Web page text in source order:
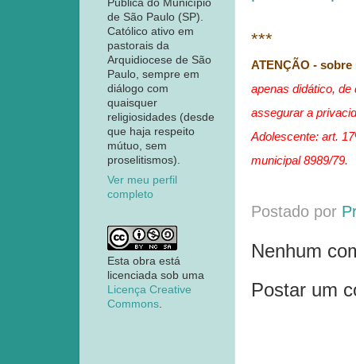
***
ATENÇÃO -
apenas didático, de
assegurar a
Adolescente: art.
municipal 8989/79.
Postado por
Nenhum
Postar um
Pública do Município
de São Paulo (SP).
Católico ativo em
pastorais da
Arquidiocese de São
Paulo, sempre em
diálogo com
quaisquer
religiosidades (desde
que haja respeito
mútuo, sem
proselitismos).
Ver meu perfil
completo
Esta obra está
licenciada sob uma
Licença Creative
Commons